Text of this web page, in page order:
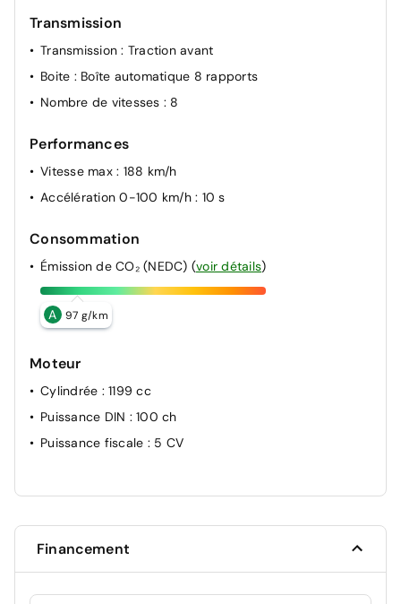
Transmission
Transmission: Traction avant
Boite : Boîte automatique 8 rapports
Nombre de vitesses : 8
Performances
Vitesse max : 188 km/h
Accélération 0-100 km/h : 10 s
Consommation
Émission de CO₂ (NEDC) (voir détails)
A 97 g/km
Moteur
Cylindrée : 1199 cc
Puissance DIN : 100 ch
Puissance fiscale : 5 CV
Financement